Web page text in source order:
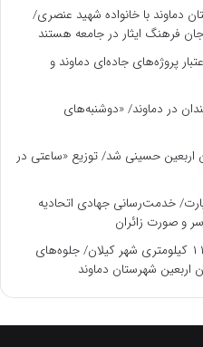
دماوند با خانواده شهید عنصری/
فرهنگ ایثار در جامعه هستند
پروژه‌های جاده‌ای دماوند و
در دماوند/ «دوشنبه‌های
اربعین حسینی شد/ توزیع «ساعتی در
خدمت‌رسانی جهادی اتحادیه
و صورت زائران
طنین «لبیک یا حسین(ع)» در مسیر ۱۱ کیلومتری شهر کیلان/ جلوه‌های
اربعین شهرستان دماوند